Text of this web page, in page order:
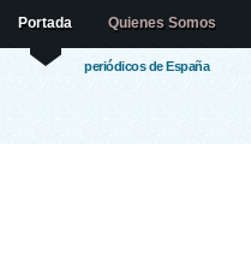
periódicos de España
Portada Quienes Somos